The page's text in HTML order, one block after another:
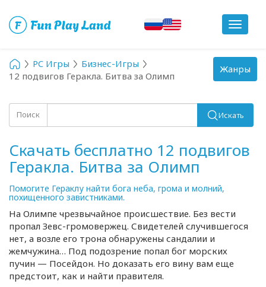
Toggle
PC Игры
Бизнес-Игры
12 подвигов Геракла. Битва за Олимп
Поиск Искать
Скачать бесплатно 12 подвигов
Геракла. Битва за Олимп
Помогите Гераклу найти бога неба, грома и молний,
похищенного завистниками.
На Олимпе чрезвычайное происшествие. Без вести
пропал Зевс-громовержец. Свидетелей случившегося
нет, а возле его трона обнаружены сандалии и
жемчужина… Под подозрение попал бог морских
пучин — Посейдон. Но доказать его вину вам еще
предстоит, как и найти правителя.
Toggle
navigation
Жанры